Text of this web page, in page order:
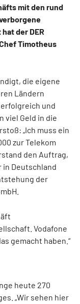
mit den rund
der DER
Timotheus
die eigene
Ländern
und
viel Geld in die
„Ich muss ein
zur Telekom
den Auftrag,
Deutschland
der
Vodafone
gemacht haben.“
heute 270
„Wir sehen hier